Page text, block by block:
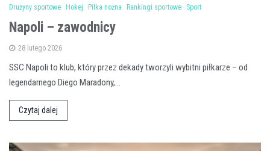
Drużyny sportowe Hokej Piłka nożna Rankingi sportowe Sport
Napoli – zawodnicy
28 lutego 2026
SSC Napoli to klub, który przez dekady tworzyli wybitni piłkarze – od
legendarnego Diego Maradony,…
Czytaj dalej